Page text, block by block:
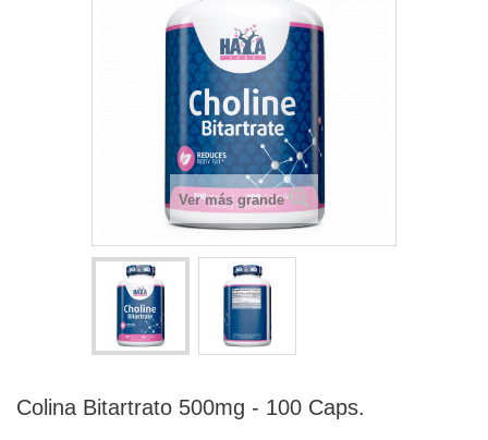
Ver más grande
Colina Bitartrato 500mg - 100 Caps.